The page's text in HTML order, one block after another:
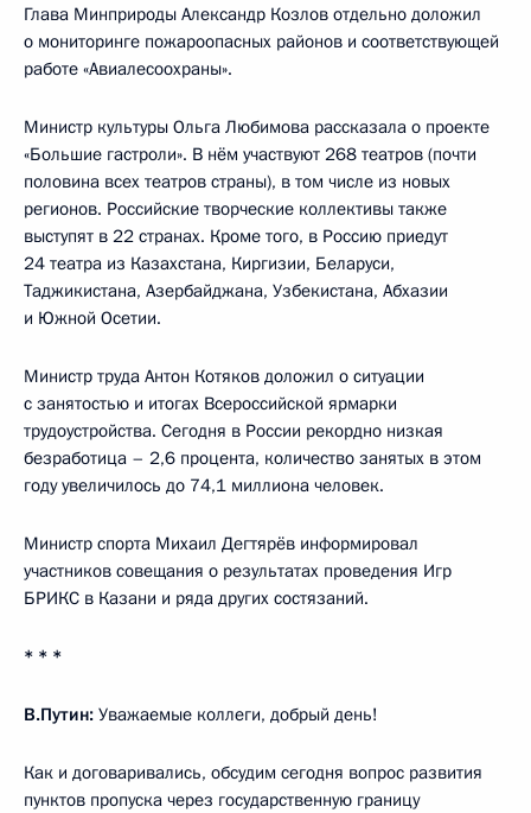
Глава Минприроды Александр Козлов отдельно доложил
о мониторинге пожароопасных районов и соответствующей
работе «Авиалесоохраны».
Министр культуры Ольга Любимова рассказала о проекте
«Большие гастроли». В нём участвуют 268 театров (почти
половина всех театров страны), в том числе из новых
регионов. Российские творческие коллективы также
выступят в 22 странах. Кроме того, в Россию приедут
24 театра из Казахстана, Киргизии, Беларуси,
Таджикистана, Азербайджана, Узбекистана, Абхазии
и Южной Осетии.
Министр труда Антон Котяков доложил о ситуации
с занятостью и итогах Всероссийской ярмарки
трудоустройства. Сегодня в России рекордно низкая
безработица – 2,6 процента, количество занятых в этом
году увеличилось до 74,1 миллиона человек.
Министр спорта Михаил Дегтярёв информировал
участников совещания о результатах проведения Игр
БРИКС в Казани и ряда других состязаний.
* * *
В.Путин: Уважаемые коллеги, добрый день!
Как и договаривались, обсудим сегодня вопрос развития
пунктов пропуска через государственную границу